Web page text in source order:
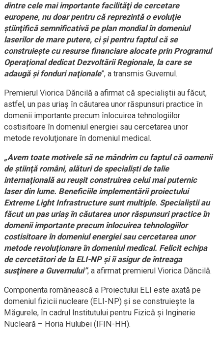
dintre cele mai importante facilităţi de cercetare
europene, nu doar pentru că reprezintă o evoluţie
ştiinţifică semnificativă pe plan mondial în domeniul
laserilor de mare putere, ci şi pentru faptul că se
construieşte cu resurse financiare alocate prin Programul
Operaţional dedicat Dezvoltării Regionale, la care se
adaugă şi fonduri naţionale”, a transmis Guvernul.
Premierul Viorica Dăncilă a afirmat că specialiştii au făcut,
astfel, un pas uriaş în căutarea unor răspunsuri practice în
domenii importante precum înlocuirea tehnologiilor
costisitoare în domeniul energiei sau cercetarea unor
metode revoluţionare în domeniul medical.
„Avem toate motivele să ne mândrim cu faptul că oamenii
de ştiinţă români, alături de specialişti de talie
internaţională au reuşit construirea celui mai puternic
laser din lume. Beneficiile implementării proiectului
Extreme Light Infrastructure sunt multiple. Specialiştii au
făcut un pas uriaş în căutarea unor răspunsuri practice în
domenii importante precum înlocuirea tehnologiilor
costisitoare în domeniul energiei sau cercetarea unor
metode revoluţionare în domeniul medical. Felicit echipa
de cercetători de la ELI-NP şi îi asigur de întreaga
susţinere a Guvernului”, a afirmat premierul Viorica Dăncilă.
Componenta românească a Proiectului ELI este axată pe
domeniul fizicii nucleare (ELI-NP) şi se construieşte la
Măgurele, în cadrul Institutului pentru Fizică şi Inginerie
Nucleară – Horia Hulubei (IFIN-HH).